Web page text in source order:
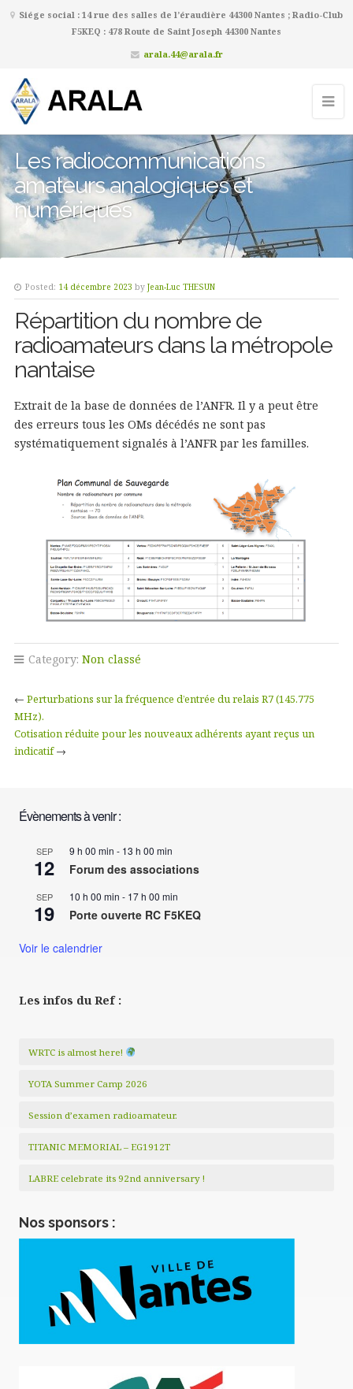
Siége social : 14 rue des salles de l’éraudière 44300 Nantes ; Radio-Club
F5KEQ : 478 Route de Saint Joseph 44300 Nantes
arala.44@arala.fr
Les radiocommunications
amateurs analogiques et
numériques
Posted: 14 décembre 2023 by Jean-Luc THESUN
Répartition du nombre de
radioamateurs dans la métropole
nantaise
Extrait de la base de données de l’ANFR. Il y a peut être
des erreurs tous les OMs décédés ne sont pas
systématiquement signalés à l’ANFR par les familles.
Category: Non classé
← Perturbations sur la fréquence d’entrée du relais R7 (145.775
MHz).
Cotisation réduite pour les nouveaux adhérents ayant reçus un
indicatif→
Évènements à venir :
SEP
12
9 h 00 min - 13 h 00 min
Forum des associations
SEP
19
10 h 00 min - 17 h 00 min
Porte ouverte RC F5KEQ
Voir le calendrier
Les infos du Ref :
WRTC is almost here!
YOTA Summer Camp 2026
Session d’examen radioamateur.
TITANIC MEMORIAL – EG1912T
LABRE celebrate its 92nd anniversary !
Nos sponsors :